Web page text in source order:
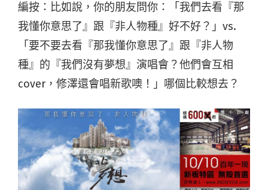
編按：比如說，你的朋友問你：「我們去看『那
我懂你意思了』跟『非人物種』好不好？」vs.
「要不要去看『那我懂你意思了』跟『非人物
種』的『我們沒有夢想』演唱會？他們會互相
cover，修澤還會唱新歌噢！」哪個比較想去？